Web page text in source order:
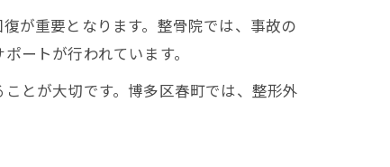
が重要となります。整骨院では、事故の
ートが行われています。
とが大切です。博多区春町では、整形外